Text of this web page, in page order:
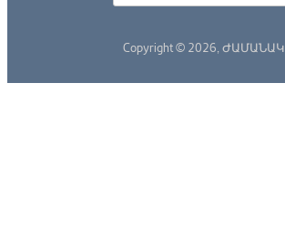
Copyright © 2026, ԺԱՄԱՆԱԿ